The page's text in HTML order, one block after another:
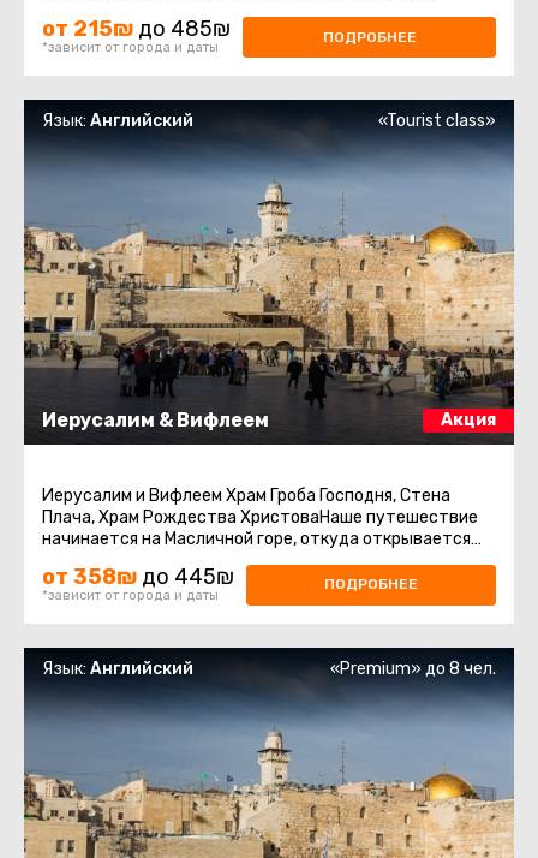
восхождение на гору Сион, мы ...
от 215₪ до 485₪
*зависит от города и даты
ПОДРОБНЕЕ
Иерусалим & Вифлеем Акция
Язык:Английский «Tourist class»
Иерусалим и Вифлеем Храм Гроба Господня, Стена
Плача, Храм Рождества ХристоваНаше путешествие
начинается на Масличной горе, откуда открывается
прекрасный вид на Иерусалим ...
от 358₪ до 445₪
*зависит от города и даты
ПОДРОБНЕЕ
Язык:Английский «Premium» до 8 чел.